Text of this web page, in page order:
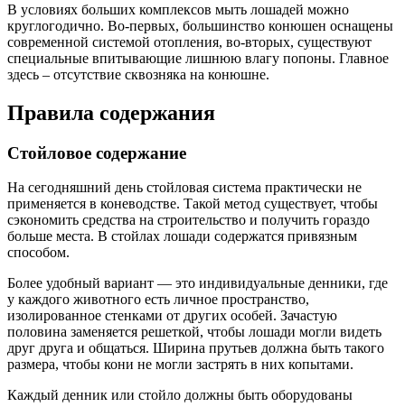
В условиях больших комплексов мыть лошадей можно
круглогодично. Во-первых, большинство конюшен оснащены
современной системой отопления, во-вторых, существуют
специальные впитывающие лишнюю влагу попоны. Главное
здесь – отсутствие сквозняка на конюшне.
Правила содержания
Стойловое содержание
На сегодняшний день стойловая система практически не
применяется в коневодстве. Такой метод существует, чтобы
сэкономить средства на строительство и получить гораздо
больше места. В стойлах лошади содержатся привязным
способом.
Более удобный вариант — это индивидуальные денники, где
у каждого животного есть личное пространство,
изолированное стенками от других особей. Зачастую
половина заменяется решеткой, чтобы лошади могли видеть
друг друга и общаться. Ширина прутьев должна быть такого
размера, чтобы кони не могли застрять в них копытами.
Каждый денник или стойло должны быть оборудованы